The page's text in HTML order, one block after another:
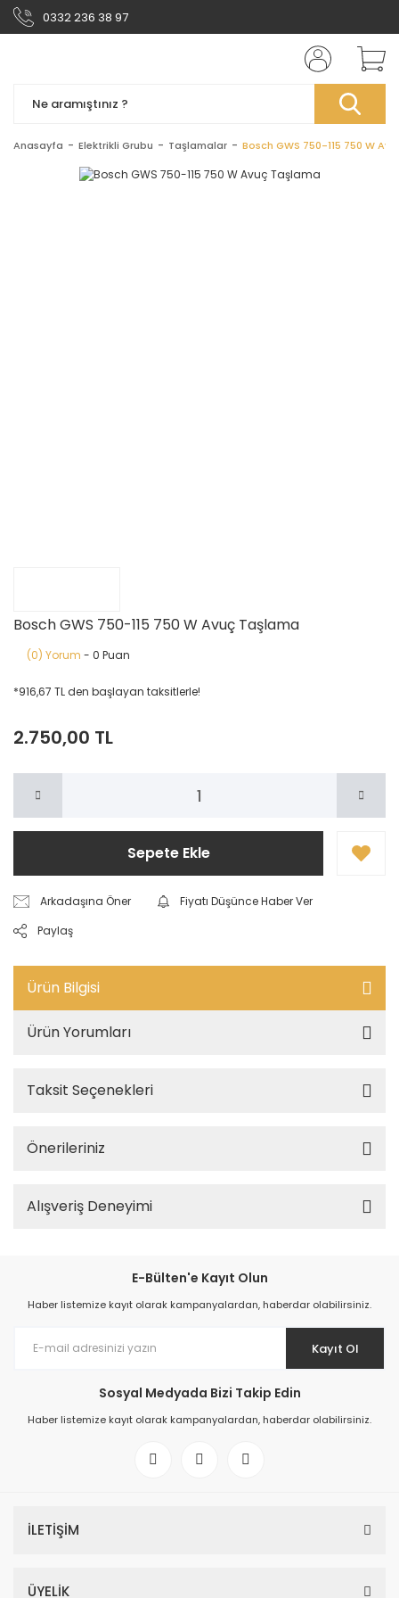
0332 236 38 97
Anasayfa Elektrikli Grubu Taşlamalar Bosch GWS 750-115 750 W
Bosch GWS 750-115 750 W Avuç Taşlama
(0) Yorum - 0 Puan
*916,67 TL den başlayan taksitlerle!
2.750,00 TL
Sepete Ekle
Arkadaşına Öner
Fiyatı Düşünce Haber Ver
Paylaş
Ürün Bilgisi
Ürün Yorumları
Taksit Seçenekleri
Önerileriniz
Alışveriş Deneyimi
E-Bülten'e Kayıt Olun
Haber listemize kayıt olarak kampanyalardan, haberdar olabilirsiniz.
Kayıt Ol
Sosyal Medyada Bizi Takip Edin
Haber listemize kayıt olarak kampanyalardan, haberdar olabilirsiniz.
İLETİŞİM
ÜYELİK